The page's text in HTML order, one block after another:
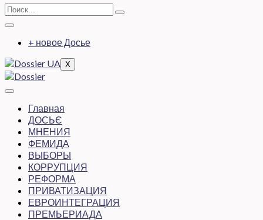
+ новое Досье
X
Главная
ДОСЬЄ
МНЕНИЯ
ФЕМИДА
ВЫБОРЫ
КОРРУПЦИЯ
РЕФОРМА
ПРИВАТИЗАЦИЯ
ЕВРОИНТЕГРАЦИЯ
ПРЕМЬЕРИАДА